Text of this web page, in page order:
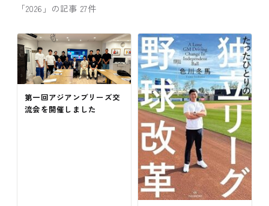
「2026」の記事 27件
第一回アジアンブリーズ交
流会を開催しました